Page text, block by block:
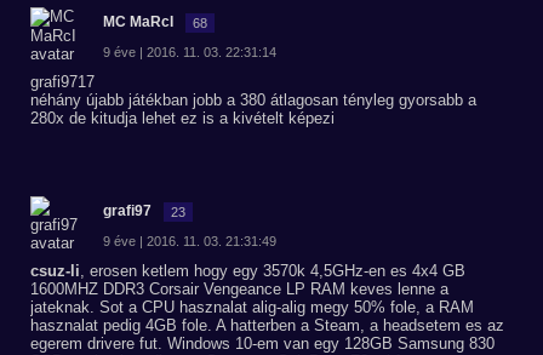
MC MaRcI 68
9 éve | 2016. 11. 03. 22:31:14
grafi9717
néhány újabb játékban jobb a 380 átlagosan tényleg gyorsabb a
280x de kitudja lehet ez is a kivételt képezi
grafi97 23
9 éve | 2016. 11. 03. 21:31:49
csuz-li, erosen ketlem hogy egy 3570k 4,5GHz-en es 4x4 GB
1600MHZ DDR3 Corsair Vengeance LP RAM keves lenne a
jateknak. Sot a CPU hasznalat alig-alig megy 50% fole, a RAM
hasznalat pedig 4GB fole. A hatterben a Steam, a headsetem es az
egerem drivere fut. Windows 10-em van egy 128GB Samsung 830